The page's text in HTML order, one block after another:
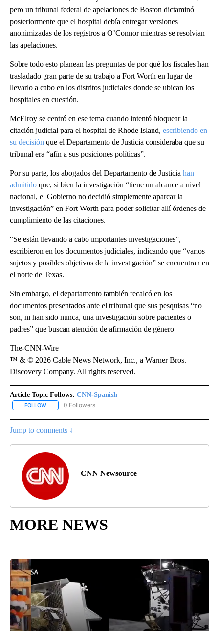
pero un tribunal federal de apelaciones de Boston dictaminó
posteriormente que el hospital debía entregar versiones
anonimizadas de los registros a O’Connor mientras se resolvían
las apelaciones.
Sobre todo esto planean las preguntas de por qué los fiscales han
trasladado gran parte de su trabajo a Fort Worth en lugar de
llevarlo a cabo en los distritos judiciales donde se ubican los
hospitales en cuestión.
McElroy se centró en ese tema cuando intentó bloquear la
citación judicial para el hospital de Rhode Island, escribiendo en
su decisión que el Departamento de Justicia consideraba que su
tribunal era “afín a sus posiciones políticas”.
Por su parte, los abogados del Departamento de Justicia han
admitido que, si bien la investigación “tiene un alcance a nivel
nacional, el Gobierno no decidió simplemente aparcar la
investigación” en Fort Worth para poder solicitar allí órdenes de
cumplimiento de las citaciones.
“Se están llevando a cabo importantes investigaciones”,
escribieron en los documentos judiciales, indicando que “varios
sujetos y posibles objetivos de la investigación” se encuentran en
el norte de Texas.
Sin embargo, el departamento también recalcó en los
documentos presentados ante el tribunal que sus pesquisas “no
son, ni han sido nunca, una investigación sobre pacientes o
padres” que buscan atención de afirmación de género.
The-CNN-Wire
™ & © 2026 Cable News Network, Inc., a Warner Bros.
Discovery Company. All rights reserved.
Article Topic Follows: CNN-Spanish
FOLLOW FOLLOW "CNN-SPANISH" TO RECEIVE NOTIFICATIONS ABOUT
0 Followers
Jump to comments ↓
CNN Newsource
MORE NEWS